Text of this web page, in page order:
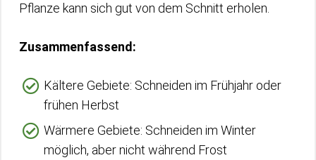
Pflanze kann sich gut von dem Schnitt erholen.
Zusammenfassend:
Kältere Gebiete: Schneiden im Frühjahr oder
frühen Herbst
Wärmere Gebiete: Schneiden im Winter
möglich, aber nicht während Frost